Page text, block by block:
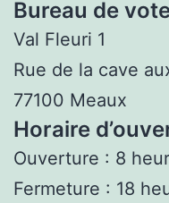
Bureau de
Val Fleuri 1
Rue de la cave
77100 Meaux
Horaire
Ouverture : 8
Fermeture : 18